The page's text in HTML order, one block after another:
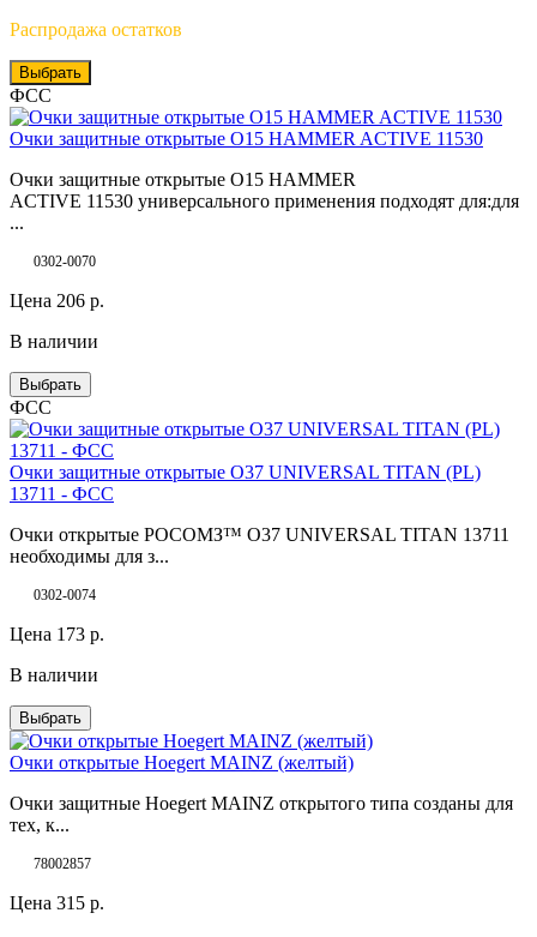
Распродажа остатков
Выбрать
ФСС
Очки защитные открытые О15 HAMMER ACTIVE 11530
Очки защитные открытые О15 HAMMER
ACTIVE 11530 универсального применения подходят для:для
...
0302-0070
Цена 206 р.
В наличии
Выбрать
ФСС
Очки защитные открытые О37 UNIVERSAL TITAN (PL)
13711 - ФСС
Очки открытые РОСОМЗ™ О37 UNIVERSAL TITAN 13711
необходимы для з...
0302-0074
Цена 173 р.
В наличии
Выбрать
Очки открытые Hoegert MAINZ (желтый)
Очки защитные Hoegert MAINZ открытого типа созданы для
тех, к...
78002857
Цена 315 р.